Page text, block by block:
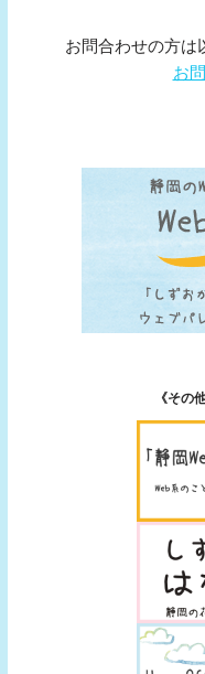
お問合わせの方は
お
《その